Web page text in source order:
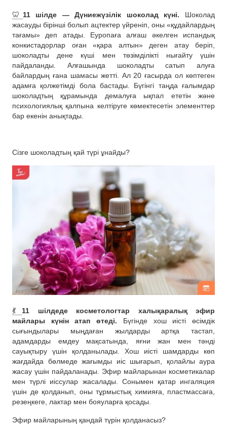
🦷 11 шілде — Дүниежүзілік шоколад күні. Шоколад
жасауды бірінші болып ацтектер үйреніп, оны «құдайлардың
тағамы» деп атады. Еуропаға алғаш әкелген испандық
конкистадорлар оған «қара алтын» деген атау беріп,
шоколадты дене күші мен төзімділікті нығайту үшін
пайдаланды. Алғашында шоколадты сатып алуға
байлардың ғана шамасы жетті. Ал 20 ғасырда ол көптеген
адамға қолжетімді бола бастады. Бүгінгі таңда ғалымдар
шоколадтың құрамында демалуға ықпал ететін және
психологиялық қалпына келтіруге көмектесетін элементтер
бар екенін анықтады.
Сізге шоколадтың қай түрі ұнайды?
💃 11 шілдеде косметологтар халықаралық эфир
майлары күнін атап өтеді. Бүгінде хош иісті өсімдік
сығындылары мыңдаған жылдарды артқа тастап,
адамдарды емдеу мақсатында, яғни жан мен тәнді
сауықтыру үшін қолданылады. Хош иісті шамдарды көп
жағдайда бөлмеде жағымды иіс шығарып, қолайлы аура
жасау үшін пайдаланады. Эфир майларынан косметикалар
мен түрлі иіссулар жасалады. Сонымен қатар ингаляция
үшін де қолданып, оны тұрмыстық химияға, пластмассаға,
резеңкеге, лактар ​​мен бояуларға қосады.
Эфир майларының қандай түрін қолданасыз?